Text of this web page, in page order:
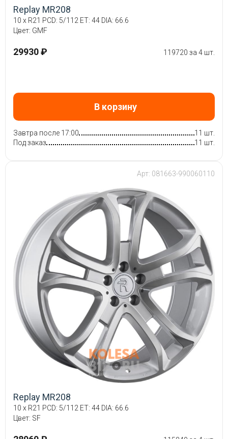
Replay MR208
10 x R21 PCD: 5/112 ET: 44 DIA: 66.6
Цвет: GMF
29930 ₽ 119720 за 4 шт.
В корзину
Завтра после 17:00
11 шт.
Под заказ
11 шт.
Арт: 081663-990060110
Replay MR208
10 x R21 PCD: 5/112 ET: 44 DIA: 66.6
Цвет: SF